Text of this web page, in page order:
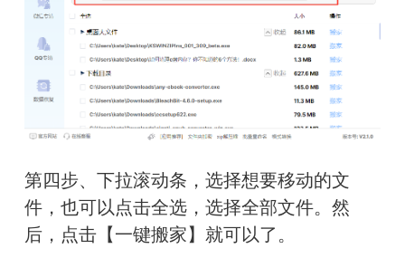
第四步、下拉滚动条，选择想要移动的文
件，也可以点击全选，选择全部文件。然
后，点击【一键搬家】就可以了。